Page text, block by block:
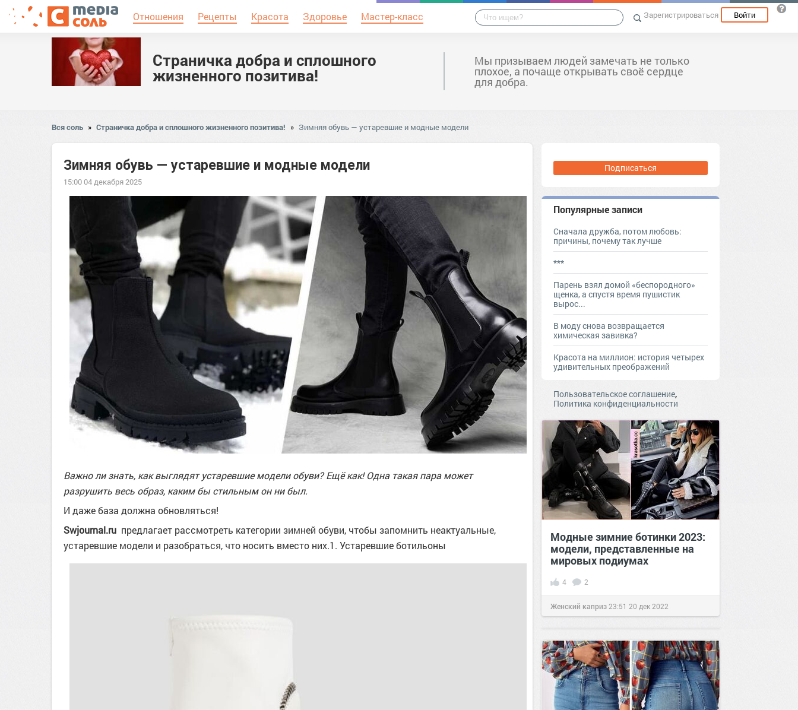
Отношения Рецепты Красота Здоровье Мастер-класс Зарегистрироваться Войти
Страничка добра и сплошного
жизненного позитива!
Мы призываем людей замечать не только
плохое, а почаще открывать своё сердце
для добра.
Вся соль » Страничка добра и сплошного жизненного позитива! » Зимняя обувь — устаревшие и модные модели
Зимняя обувь — устаревшие и модные модели
15:00 04 декабря 2025
Важно ли знать, как выглядят устаревшие модели обуви? Ещё как! Одна такая пара может
разрушить весь образ, каким бы стильным он ни был.
И даже база должна обновляться!
Swjournal.ru предлагает рассмотреть категории зимней обуви, чтобы запомнить неактуальные,
устаревшие модели и разобраться, что носить вместо них.1. Устаревшие ботильоны
Подписаться
Популярные записи
Сначала дружба, потом любовь:
причины, почему так лучше
***
Парень взял домой «беспородного»
щенка, а спустя время пушистик
вырос...
В моду снова возвращается
химическая завивка?
Красота на миллион: история четырех
удивительных преображений
Пользовательское соглашение,
Политика конфиденциальности
Модные зимние ботинки 2023:
модели, представленные на
мировых подиумах
4 2
Женский каприз 23:51 20 дек 2022